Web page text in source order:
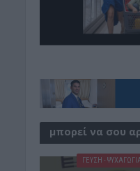
μπορεί να σου
ΓΕΎΣΗ -